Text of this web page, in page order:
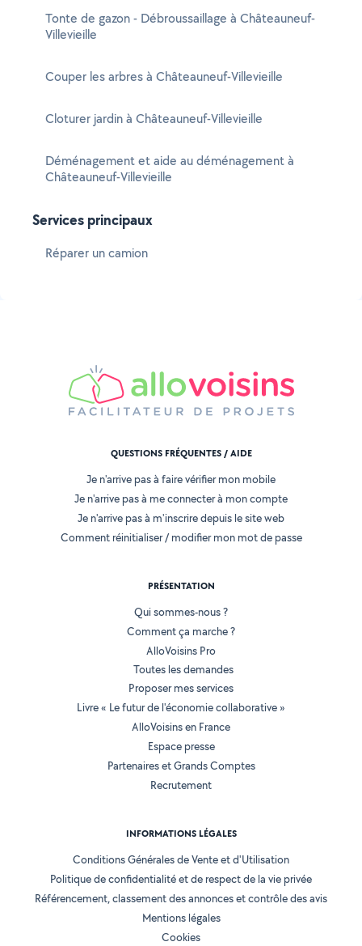
Tonte de gazon - Débroussaillage à Châteauneuf-
Villevieille
Couper les arbres à Châteauneuf-Villevieille
Cloturer jardin à Châteauneuf-Villevieille
Déménagement et aide au déménagement à
Châteauneuf-Villevieille
Services principaux
Réparer un camion
QUESTIONS FRÉQUENTES / AIDE
Je n'arrive pas à faire vérifier mon mobile
Je n'arrive pas à me connecter à mon compte
Je n'arrive pas à m'inscrire depuis le site web
Comment réinitialiser / modifier mon mot de passe
PRÉSENTATION
Qui sommes-nous ?
Comment ça marche ?
AlloVoisins Pro
Toutes les demandes
Proposer mes services
Livre « Le futur de l'économie collaborative »
AlloVoisins en France
Espace presse
Partenaires et Grands Comptes
Recrutement
INFORMATIONS LÉGALES
Conditions Générales de Vente et d'Utilisation
Politique de confidentialité et de respect de la vie privée
Référencement, classement des annonces et contrôle des avis
Mentions légales
Cookies